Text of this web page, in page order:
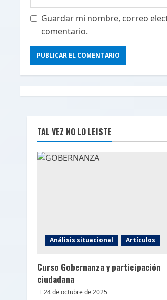
Guardar mi nombre, correo
comentario.
TAL VEZ NO LO LEISTE
Análisis situacional Artículos
Curso Gobernanza y participación
ciudadana
24 de octubre de 2025